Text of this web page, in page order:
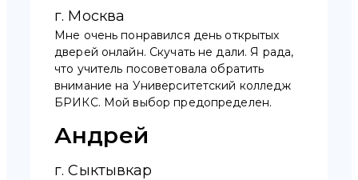
г. Москва
Мне очень понравился день открытых
дверей онлайн. Скучать не дали. Я рада,
что учитель посоветовала обратить
внимание на Университетский колледж
БРИКС. Мой выбор предопределен.
Андрей
г. Сыктывкар